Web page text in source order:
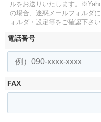
ルをお送りいたします。
の場合、迷惑メールフォルダ
ォルダ・設定等をご確認下さい
電話番号
FAX